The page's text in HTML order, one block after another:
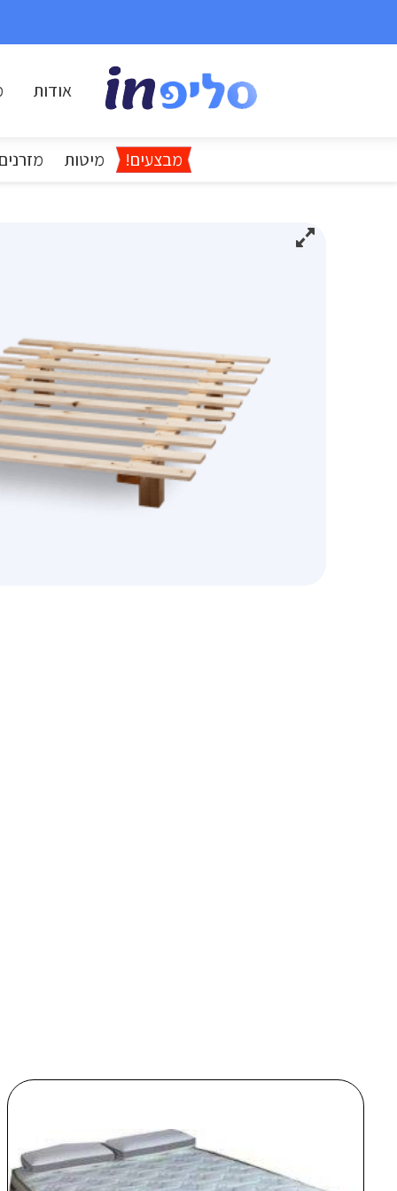
אודות
מבצעים! מיטות מזרנים
אין עדיין חוות דעת.
היה הראשון לכתוב סקירה “בסיס מיטה מעץ מלא”
שדות החובה מסומנים*